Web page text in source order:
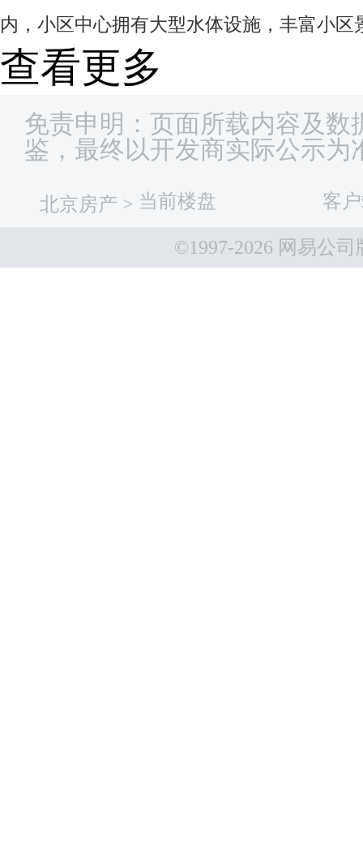
内，小区中心拥有大型水体设施，丰富小区
查看更多
免责申明：页面所载内容及数
鉴，最终以开发商实际公示为
北京房产 > 当前楼盘 客
©1997-2026 网易公